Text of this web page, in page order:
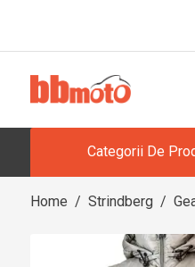
Categorii De
Home / Strindberg /